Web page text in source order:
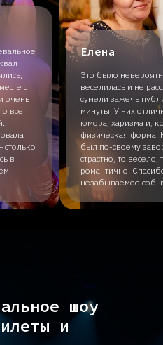
с
очень
все
в
Елена
Это было
веселилась и не
сумели зажечь
минуты. У них
юмора, харизма и,
физическая
был по-своему
страстно, то весело,
романтично.
незабываемое
шоу
и